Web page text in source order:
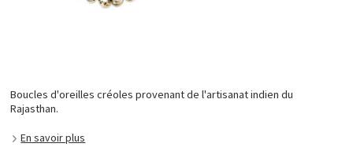
Boucles d'oreilles créoles provenant de l'artisanat indien du
Rajasthan.
En savoir plus